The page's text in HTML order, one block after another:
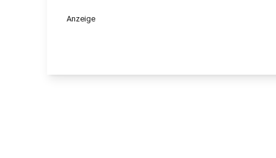
Anzeige